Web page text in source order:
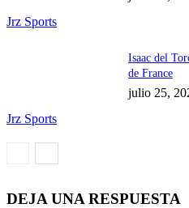
Jrz Sports
Jrz Sports
Isaac del
de France
julio 25,
DEJA UNA RESPUESTA